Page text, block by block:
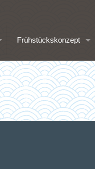
Frühstückskonzept